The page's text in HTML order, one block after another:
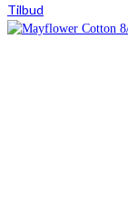
pris
pris
Tilbud